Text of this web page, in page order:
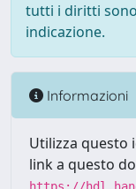
tutti i diritti
indicazione.
Informazioni
Utilizza questo
link a questo